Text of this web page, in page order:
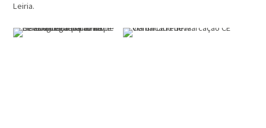
Leiria.